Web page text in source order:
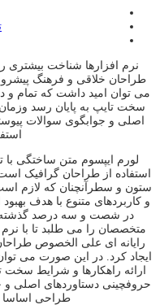
نرم افزارها شناخت بیشتری
طراحان خلاقی و فرهنگ
می توان امید داشت که تمام و
سخت تایپ به پایان رسد
اصلی و جوابگوی سوالات
لورم ایپسوم متن ساختگی با
استفاده از طراحان گرافیک
ستون و سطرآنچنان که لازم
و کاربردهای متنوع با هدف
در شصت و سه درصد گذشته،
متخصصان را می طلبد تا با
رایانه ای علی الخصوص
ایجاد کرد. در این صورت می
ارائه راهکارها و شرایط سخت
حروفچینی دستاوردهای اصلی و
طراحی اساسا